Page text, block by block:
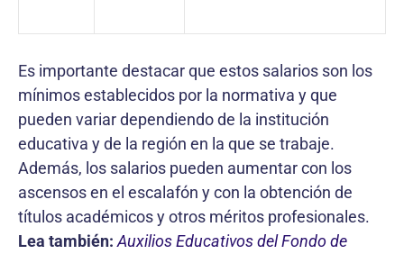
Es importante destacar que estos salarios son los
mínimos establecidos por la normativa y que
pueden variar dependiendo de la institución
educativa y de la región en la que se trabaje.
Además, los salarios pueden aumentar con los
ascensos en el escalafón y con la obtención de
títulos académicos y otros méritos profesionales.
Lea también: Auxilios Educativos del Fondo de